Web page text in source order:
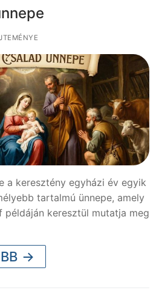
a keresztény egyházi év egyik
tartalmú ünnepe, amely
példáján keresztül mutatja meg
→